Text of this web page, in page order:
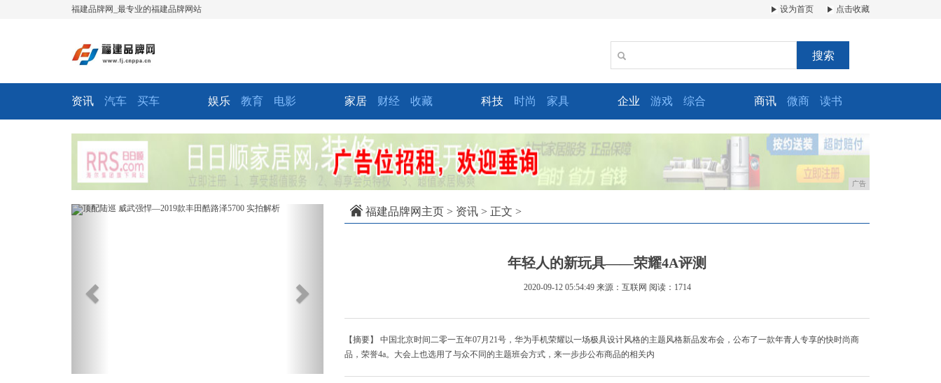
福建品牌网_最专业的福建品牌网站 设为首页 点击收藏
搜索
资讯 汽车 买车 娱乐 教育 电影 家居 财经 收藏 科技 时尚 家具 企业 游戏 综合 商讯 微商 读书
广告
Previous 福建品牌网主页 > 资讯 > 正文 >
年轻人的新玩具——荣耀4A评测
2020-09-12 05:54:49 来源：互联网 阅读：1714
【摘要】 中国北京时间二零一五年07月21号，华为手机荣耀以一场极具设计风格的主题风格新品发布会，公布了一款年青人专享的快时尚商
品，荣誉4a。大会上也选用了与众不同的主题班会方式，来一步步公布商品的相关内